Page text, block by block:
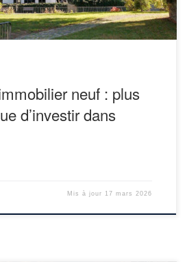
neuf : plus
d’investir dans
Mis à jour 17 mars 2026